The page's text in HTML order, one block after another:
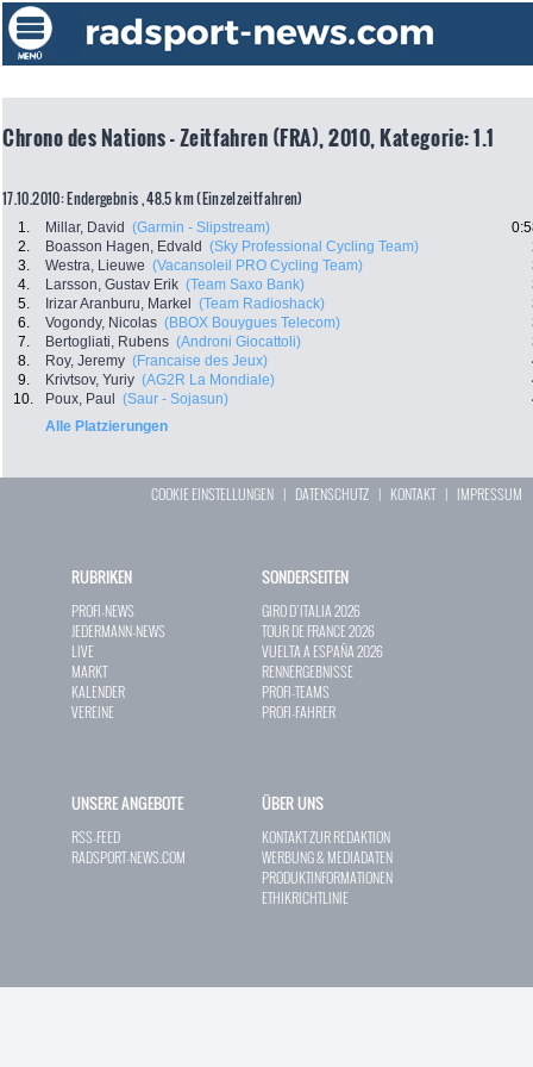
Chrono des Nations - Zeitfahren (FRA), 2010, Kategorie: 1.1
17.10.2010: Endergebnis , 48.5 km (Einzelzeitfahren)
1. Millar, David (Garmin - Slipstream)
2.
Boasson Hagen, Edvald (Sky Professional Cycling Team)
3.
Westra, Lieuwe (Vacansoleil PRO Cycling Team)
4.
Larsson, Gustav Erik (Team Saxo Bank)
5.
Irizar Aranburu, Markel (Team Radioshack)
6.
Vogondy, Nicolas (BBOX Bouygues Telecom)
7.
Bertogliati, Rubens (Androni Giocattoli)
8.
Roy, Jeremy (Francaise des Jeux)
9.
Krivtsov, Yuriy (AG2R La Mondiale)
10.
Poux, Paul (Saur - Sojasun)
Alle Platzierungen
COOKIE EINSTELLUNGEN | DATENSCHUTZ | KONTAKT| IMPRESSUM
RUBRIKEN
PROFI-NEWS
JEDERMANN-NEWS
LIVE
MARKT
KALENDER
VEREINE
SONDERSEITEN
GIRO D`ITALIA 2026
TOUR DE FRANCE 2026
VUELTA A ESPAÑA 2026
RENNERGEBNISSE
PROFI-TEAMS
PROFI-FAHRER
UNSERE ANGEBOTE
RSS-FEED
RADSPORT-NEWS.COM
ÜBER UNS
KONTAKT ZUR REDAKTION
WERBUNG & MEDIADATEN
PRODUKTINFORMATIONEN
ETHIKRICHTLINIE